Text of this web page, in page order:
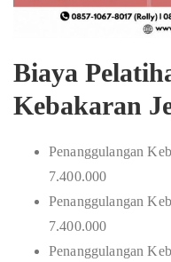
Biaya
Kebakaran
Penanggulangan
7.400.000
Penanggulangan
7.400.000
Penanggulangan